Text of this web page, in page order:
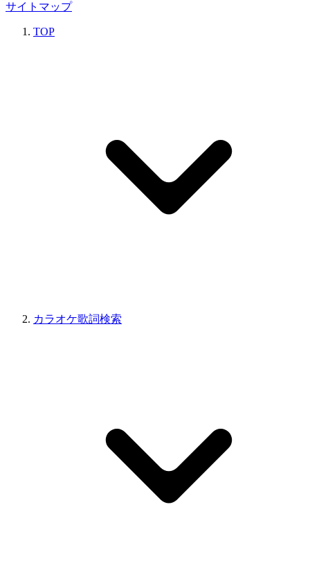
サイトマップ
TOP
カラオケ歌詞検索